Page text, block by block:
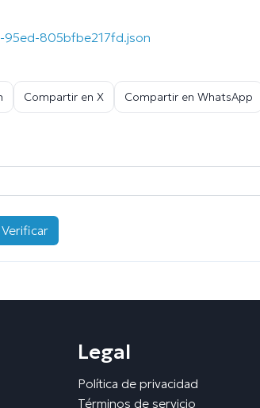
805bfbe217fd.json
Compartir en X Compartir en WhatsApp
Verificar
Legal
Política de privacidad
Términos de servicio